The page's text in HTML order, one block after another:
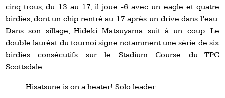
cinq trous, du 13 au 17, il joue -6 avec un eagle et quatre
birdies, dont un chip rentré au 17 après un drive dans l’eau.
Dans son sillage, Hideki Matsuyama suit à un coup. Le
double lauréat du tournoi signe notamment une série de six
birdies consécutifs sur le Stadium Course du TPC
Scottsdale.
Hisatsune is on a heater! Solo leader.